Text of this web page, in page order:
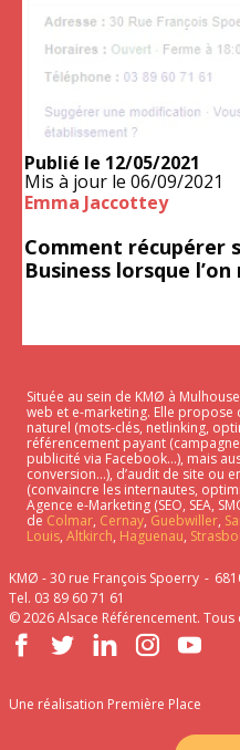
Publié le 12/05/2021
Mis à jour le 06/09/2021
Emma Jaccottey
Comment récupérer
Business lorsque l’on
Située au sein de KMØ à
web et e-marketing. Elle
naturel (mots-clés, netlinking,
référencement payant
publicité via Facebook…), mais
conversion…), d’audit de site ou
(convaincre les internautes,
Agence e-Marketing (SEO, SEA,
de Colmar, Cernay, Guebwiller,
Louis, Altkirch, Haguenau,
KMØ - 30 rue François Spoerry
Tel. 03 89 60 71 61
© 2026Alsace Référencement.
FacebookTwitterLinkedInInstagramYouTube
Une réalisation Première Place